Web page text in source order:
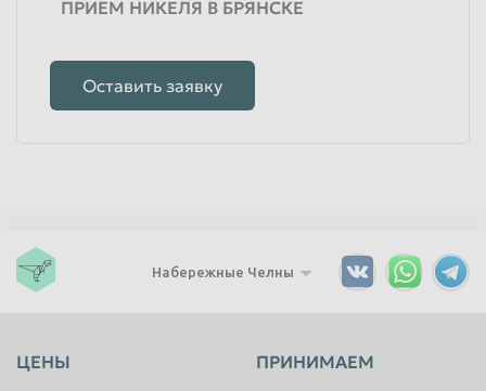
ПРИЕМ НИКЕЛЯ В БРЯНСКЕ
Оставить заявку
Набережные Челны
ЦЕНЫ ПРИНИМАЕМ